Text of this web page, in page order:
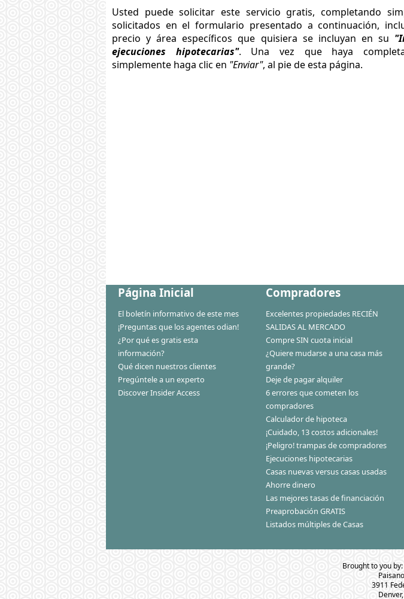
Usted puede solicitar este servicio gratis, completando
solicitados en el formulario presentado a continuación,
precio y área específicos que quisiera se incluyan en su
ejecuciones hipotecarias". Una vez que haya
simplemente haga clic en "Enviar", al pie de esta página.
Página Inicial
El boletín informativo de este mes
¡Preguntas que los agentes odian!
¿Por qué es gratis esta
información?
Qué dicen nuestros clientes
Pregúntele a un experto
Discover Insider Access
Compradores
Excelentes propiedades RECIÉN
SALIDAS AL MERCADO
Compre SIN cuota inicial
¿Quiere mudarse a una casa más
grande?
Deje de pagar alquiler
6 errores que cometen los
compradores
Calculador de hipoteca
¡Cuidado, 13 costos adicionales!
¡Peligro! trampas de compradores
Ejecuciones hipotecarias
Casas nuevas versus casas usadas
Ahorre dinero
Las mejores tasas de financiación
Preaprobación GRATIS
Listados múltiples de Casas
Brought to you
3911